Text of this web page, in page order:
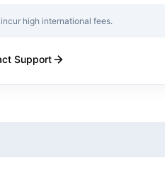
high international fees.
Support